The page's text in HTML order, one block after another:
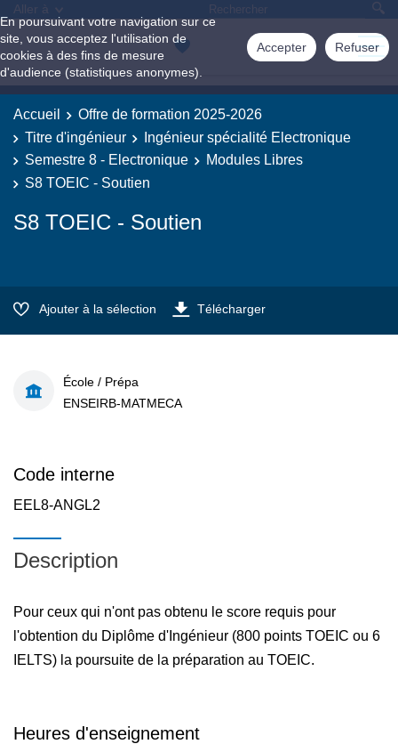
En poursuivant votre navigation sur ce
site, vous acceptez l'utilisation de
cookies à des fins de mesure
d'audience (statistiques anonymes).
Accepter Refuser
Aller à
Accueil
Offre de formation 2025-2026
Titre d'ingénieur
Ingénieur spécialité Electronique
Semestre 8 - Electronique
Modules Libres
S8 TOEIC - Soutien
S8 TOEIC - Soutien
Ajouter à la sélection Télécharger
École / Prépa
ENSEIRB-MATMECA
Code interne
EEL8-ANGL2
Description
Pour ceux qui n'ont pas obtenu le score requis pour
l'obtention du Diplôme d'Ingénieur (800 points TOEIC ou 6
IELTS) la poursuite de la préparation au TOEIC.
Heures d'enseignement